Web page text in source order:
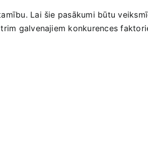
Lai šie pasākumi būtu‌
galvenajiem konkurences